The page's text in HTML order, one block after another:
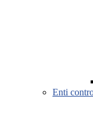
Enti